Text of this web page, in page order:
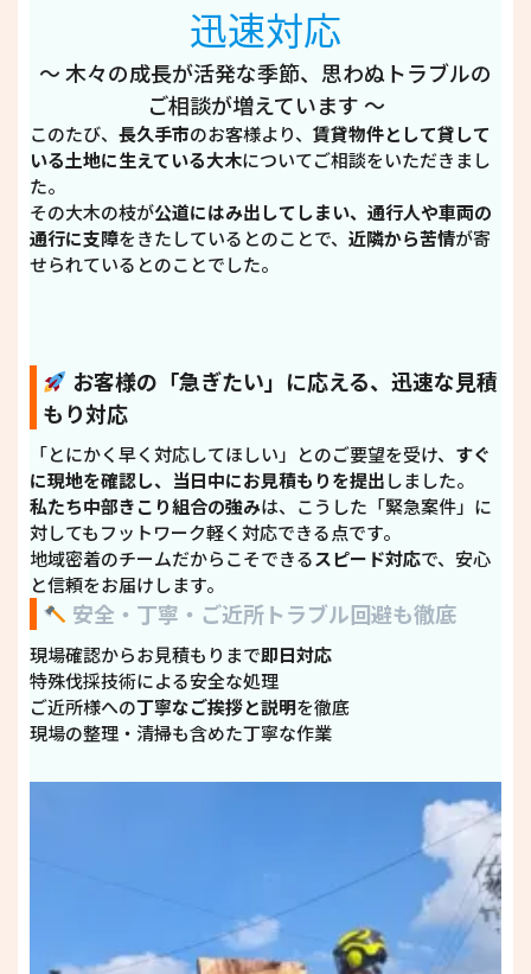
迅速対応
〜 木々の成長が活発な季節、思わぬトラブルの
ご相談が増えています 〜
このたび、 長久手市のお客様より、 賃貸物件として貸して
いる土地に生えている大木についてご相談をいただきまし
た。
その大木の枝が公道にはみ出してしまい、通行人や車両の
通行に支障をきたしているとのことで、 近隣から苦情が寄
せられているとのことでした。
お客様の「急ぎたい」に応える、迅速な見積
もり対応
「とにかく早く対応してほしい」とのご要望を受け、 すぐ
に現地を確認し、当日中にお見積もりを提出しました。
私たち中部きこり組合の強みは、こうした「緊急案件」に
対してもフットワーク軽く対応できる点です。
地域密着のチームだからこそできるスピード対応で、安心
と信頼をお届けします。
安全・丁寧・ご近所トラブル回避も徹底
現場確認からお見積もりまで即日対応
特殊伐採技術による安全な処理
ご近所様への丁寧なご挨拶と説明を徹底
現場の整理・清掃も含めた丁寧な作業